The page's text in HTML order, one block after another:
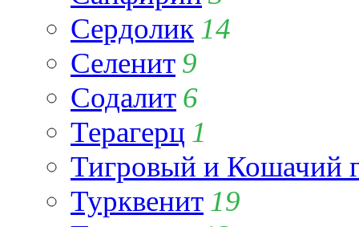
Сердолик 14
Селенит 9
Содалит 6
Терагерц 1
Тигровый и Кошачий
Турквенит 19